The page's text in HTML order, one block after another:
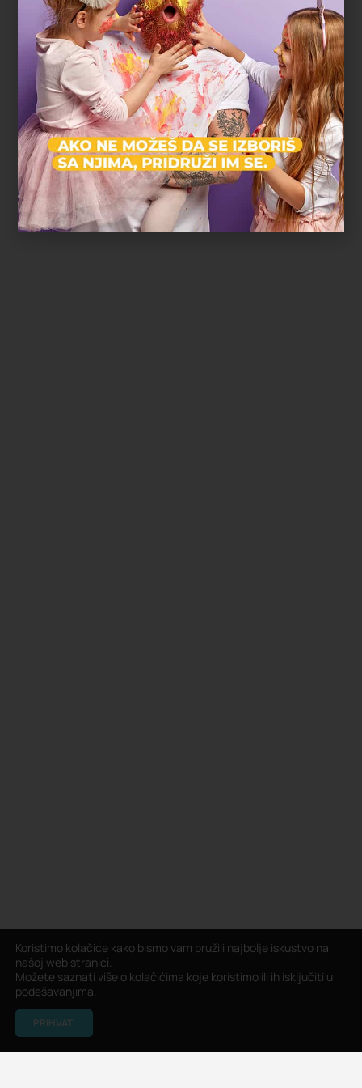
Koristimo kolačiće kako bismo vam pružili najbolje iskustvo na
našoj web stranici.
Možete saznati više o kolačićima koje koristimo ili ih isključiti u
podešavanjima.
PRIHVATI